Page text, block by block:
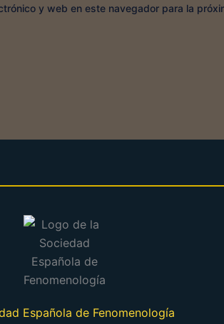
y web en este navegador para la
Española de Fenomenología